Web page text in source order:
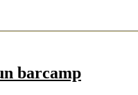
barcamp